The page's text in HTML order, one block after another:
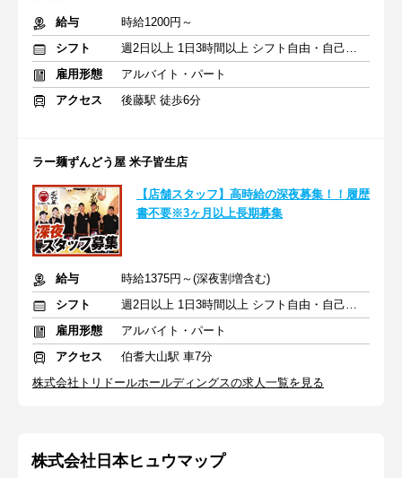
給与
時給1200円～
シフト
週2日以上 1日3時間以上 シフト自由・自己申告
雇用形態
アルバイト・パート
アクセス
後藤駅 徒歩6分
ラー麺ずんどう屋 米子皆生店
【店舗スタッフ】高時給の深夜募集！！履歴
書不要※3ヶ月以上長期募集
給与
時給1375円～(深夜割増含む)
シフト
週2日以上 1日3時間以上 シフト自由・自己申告
雇用形態
アルバイト・パート
アクセス
伯耆大山駅 車7分
株式会社トリドールホールディングスの求人一覧を見る
株式会社日本ヒュウマップ